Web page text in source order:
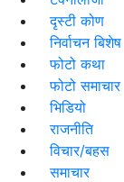
दृस्टी कोण
निर्वाचन बिशेष
फोटो कथा
फोटो समाचार
भिडियो
राजनीति
विचार/बहस
समाचार